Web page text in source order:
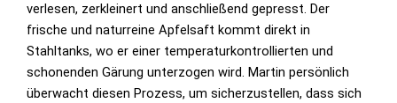
verlesen, zerkleinert und anschließend gepresst. Der
frische und naturreine Apfelsaft kommt direkt in
Stahltanks, wo er einer temperaturkontrollierten und
schonenden Gärung unterzogen wird. Martin persönlich
überwacht diesen Prozess, um sicherzustellen, dass sich